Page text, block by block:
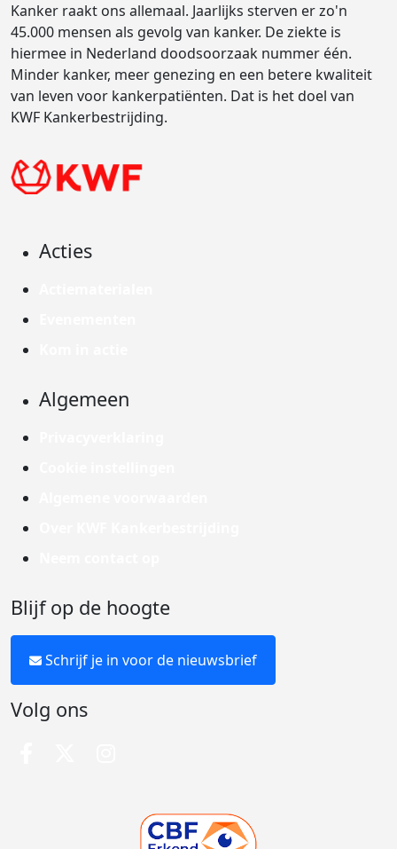
Kanker raakt ons allemaal. Jaarlijks sterven er zo'n
45.000 mensen als gevolg van kanker. De ziekte is
hiermee in Nederland doodsoorzaak nummer één.
Minder kanker, meer genezing en een betere kwaliteit
van leven voor kankerpatiënten. Dat is het doel van
KWF Kankerbestrijding.
Acties
Algemeen
Blijf op de hoogte
Schrijf je in voor de nieuwsbrief
Volg ons